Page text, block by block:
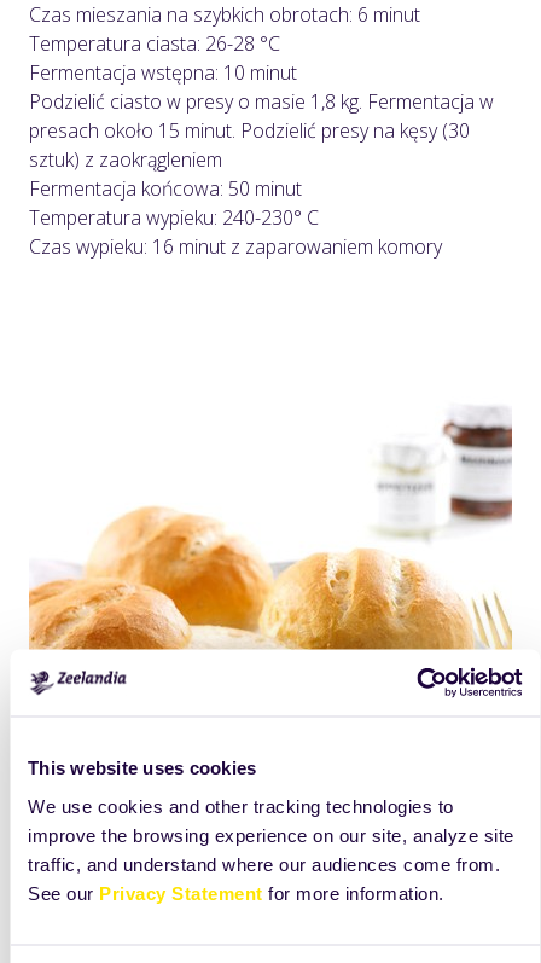
This website uses cookies
We use cookies and other tracking technologies to
improve the browsing experience on our site, analyze site
traffic, and understand where our audiences come from.
See our Privacy Statement for more information.
Czas mieszania na szybkich obrotach: 6 minut
Temperatura ciasta: 26-28 °C
Fermentacja wstępna: 10 minut
Podzielić ciasto w presy o masie 1,8 kg. Fermentacja w
presach około 15 minut. Podzielić presy na kęsy (30
sztuk) z zaokrągleniem
Fermentacja końcowa: 50 minut
Temperatura wypieku: 240-230° C
Czas wypieku: 16 minut z zaparowaniem komory
Produkty